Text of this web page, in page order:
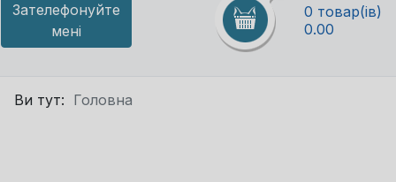
Зателефонуйте
мені
0 товар(ів)
0.00
Ви тут: Головна